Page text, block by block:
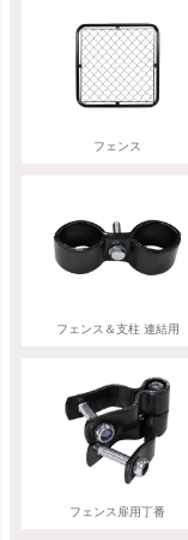
フェンス
フェンス＆支柱 連結用
フェンス扉用丁番